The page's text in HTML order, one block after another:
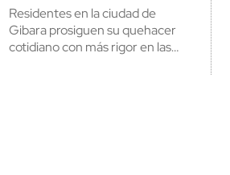
Residentes en la ciudad de
Gibara prosiguen su quehacer
cotidiano con más rigor en las…